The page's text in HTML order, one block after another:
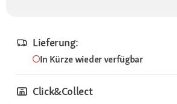
Lieferung:
In Kürze wieder verfügbar
Click&Collect